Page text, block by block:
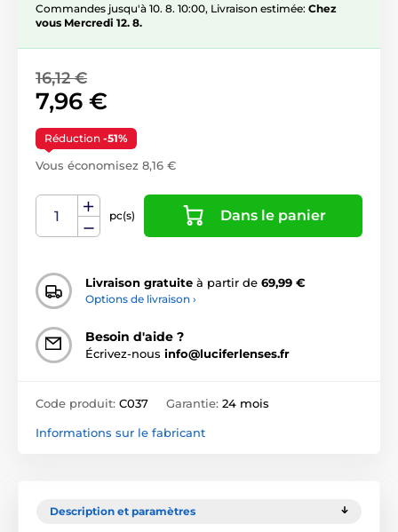
Commandes jusqu'à 10. 8. 10:00, Livraison estimée: Chez
vous Mercredi 12. 8.
16,12 €
7,96 €
Réduction -51%
Vous économisez 8,16 €
pc(s) Dans le panier
Livraison gratuite à partir de 69,99 €
Options de livraison ›
Besoin d'aide ?
Écrivez-nous info@luciferlenses.fr
Code produit: C037 Garantie: 24 mois
Informations sur le fabricant
Description et paramètres